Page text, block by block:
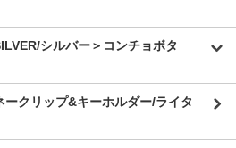
シルバー＞コンチョボタ
クリップ&キーホルダー/ライタ